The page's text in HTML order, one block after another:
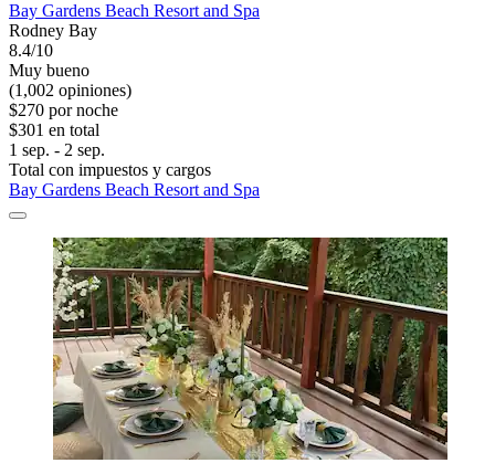
Bay Gardens Beach Resort and Spa
Rodney Bay
8.4/10
Muy bueno
(1,002 opiniones)
$270 por noche
$301 en total
1 sep. - 2 sep.
Total con impuestos y cargos
Bay Gardens Beach Resort and Spa